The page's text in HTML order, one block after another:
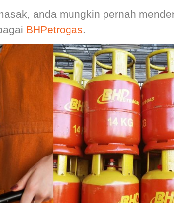
anda mungkin pernah
BHPetrogas.